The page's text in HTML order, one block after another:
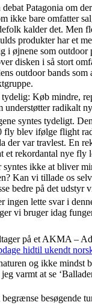
Patagonia om
ikke bare omfatter
kalder det. Men
produkter har et
i øjnene som
disken i så stort
outdoor bands
Køb mindre,
understøtter radikalt
syntes tydeligt.
blev ifølge flight
der var travlest. En
et rekordantal nye fly
syntes ikke at bliver
Kan vi tillade os
bedre på det udstyr
ingen lette svar i
vi bruger idag
på et AKMA –
hidtil ukendt
og ikke
varmt at se
begrænse besøgende